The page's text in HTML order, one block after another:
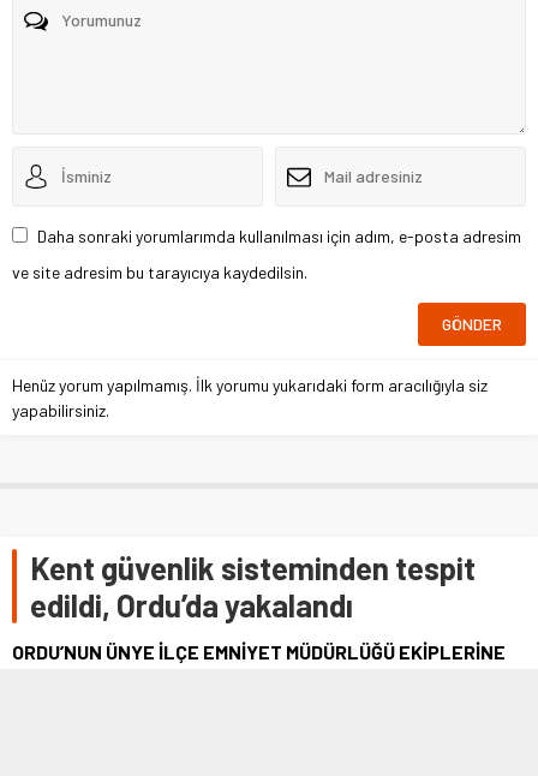
Daha sonraki yorumlarımda kullanılması için adım, e-posta adresim
ve site adresim bu tarayıcıya kaydedilsin.
Henüz yorum yapılmamış. İlk yorumu yukarıdaki form aracılığıyla siz
yapabilirsiniz.
Kent güvenlik sisteminden tespit
edildi, Ordu’da yakalandı
ORDU’NUN ÜNYE İLÇE EMNİYET MÜDÜRLÜĞÜ EKİPLERİNE